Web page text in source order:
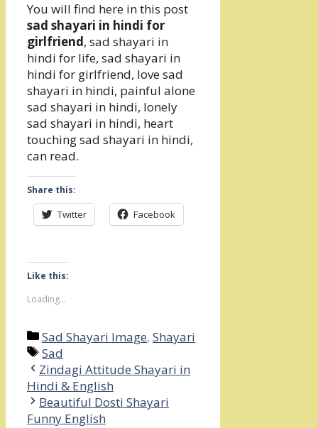
You will find here in this post
sad shayari in hindi for
girlfriend, sad shayari in
hindi for life, sad shayari in
hindi for girlfriend, love sad
shayari in hindi, painful alone
sad shayari in hindi, lonely
sad shayari in hindi, heart
touching sad shayari in hindi,
can read.
Share this:
Twitter Facebook
Like this:
Loading...
Categories
Sad Shayari Image, Shayari
Tags
Sad
Zindagi Attitude Shayari in
Hindi & English
Beautiful Dosti Shayari
Funny English